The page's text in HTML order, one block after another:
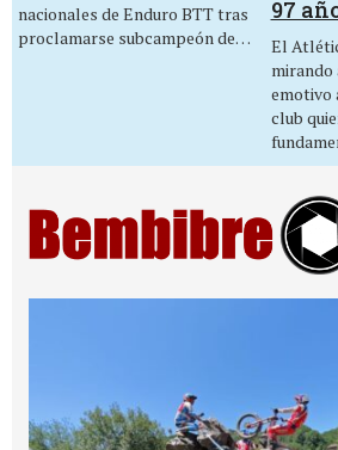
nacionales de Enduro BTT tras
proclamarse subcampeón de…
97
El
mirando
emotivo
club